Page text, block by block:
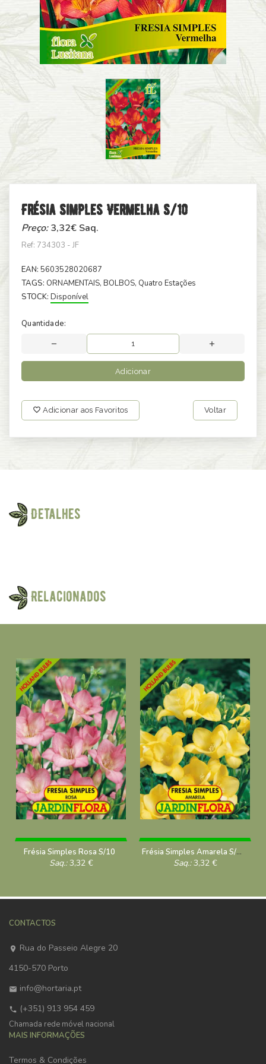
Frésia Simples Vermelha S/10
Preço:3,32€ Saq.
Ref: 734303 - JF
EAN: 5603528020687
TAGS: ORNAMENTAIS, BOLBOS, Quatro Estações
STOCK: Disponível
Quantidade:
Adicionar
Adicionar aos Favoritos Voltar
Detalhes
Relacionados
Frésia Simples Rosa S/10
Saq.:3,32 €
Frésia Simples Amarela S/10
Saq.:3,32 €
CONTACTOS
Rua do Passeio Alegre 20
4150-570 Porto
info@hortaria.pt
(+351) 913 954 459
Chamada rede móvel nacional
MAIS INFORMAÇÕES
Termos & Condições